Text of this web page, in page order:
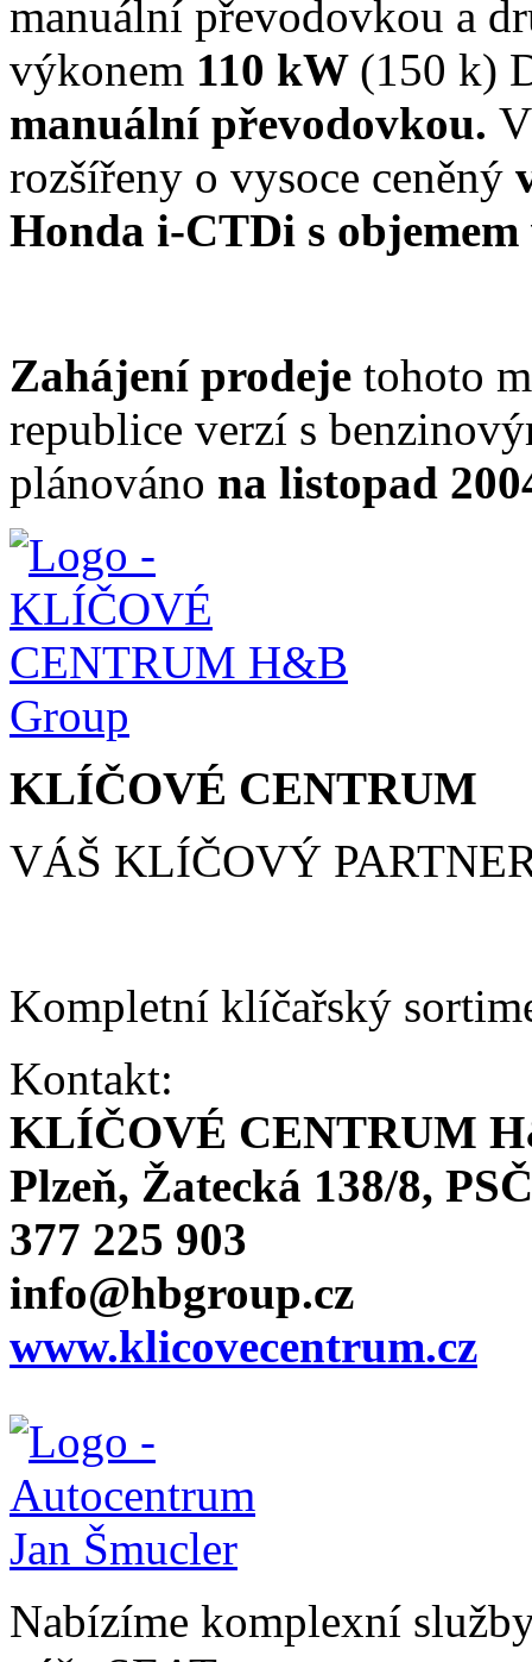
manuální převodovkou a
výkonem 110 kW (150 k)
manuální převodovkou.
rozšířeny o vysoce ceněný
Honda i-CTDi s
Zahájení prodeje tohoto
republice verzí s
plánováno na listopad
KLÍČOVÉ CENTRUM
VÁŠ KLÍČOVÝ
Kompletní klíčařský
Kontakt:
KLÍČOVÉ CENTRUM
Plzeň, Žatecká 138/8,
377 225 903
info@hbgroup.cz
www.klicovecentrum.cz
Nabízíme komplexní